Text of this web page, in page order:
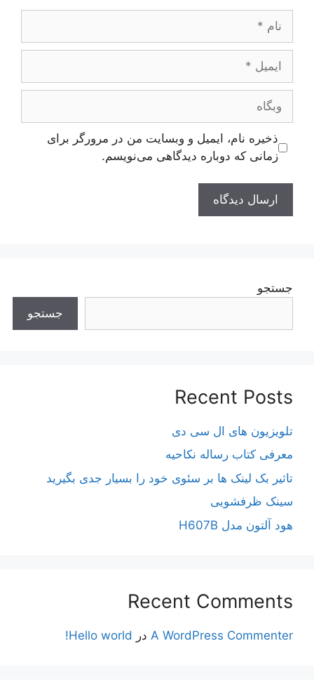
ایمیل
وبگاه
ذخیره نام، ایمیل و وبسایت من در مرورگر برای
زمانی که دوباره دیدگاهی می‌نویسم.
جستجو
جستجو
Recent Posts
تلویزیون های ال سی دی
معرفی کتاب رساله نکاحیه
تاثیر بک لینک ها بر سئوی خود را بسیار جدی بگیرید
سینک ظرفشویی
هود آلتون مدل H607B
Recent Comments
A WordPress Commenter در Hello world!